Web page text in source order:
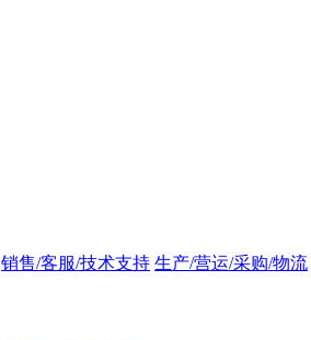
销售/客服/技术支持 生产/营运/采购/物流